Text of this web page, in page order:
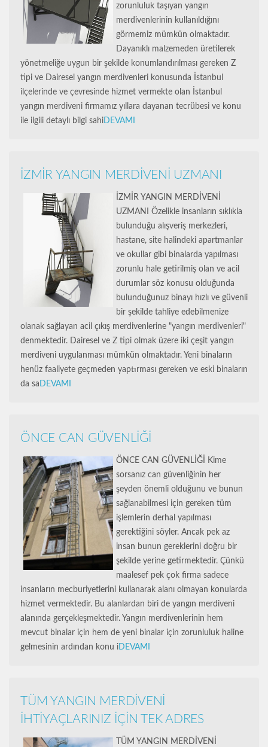
zorunluluk taşıyan yangın
merdivenlerinin kullanıldığını
görmemiz mümkün olmaktadır.
Dayanıklı malzemeden üretilerek
yönetmeliğe uygun bir şekilde konumlandırılması gereken Z
tipi ve Dairesel yangın merdivenleri konusunda İstanbul
ilçelerinde ve çevresinde hizmet vermekte olan İstanbul
yangın merdiveni firmamız yıllara dayanan tecrübesi ve konu
ile ilgili detaylı bilgi sahiDEVAMI
İZMİR YANGIN MERDİVENİ UZMANI
İZMİR YANGIN MERDİVENİ
UZMANI Özelikle insanların sıklıkla
bulunduğu alışveriş merkezleri,
hastane, site halindeki apartmanlar
ve okullar gibi binalarda yapılması
zorunlu hale getirilmiş olan ve acil
durumlar söz konusu olduğunda
bulunduğunuz binayı hızlı ve güvenli
bir şekilde tahliye edebilmenize
olanak sağlayan acil çıkış merdivenlerine "yangın merdivenleri"
denmektedir. Dairesel ve Z tipi olmak üzere iki çeşit yangın
merdiveni uygulanması mümkün olmaktadır. Yeni binaların
henüz faaliyete geçmeden yaptırması gereken ve eski binaların
da sa DEVAMI
ÖNCE CAN GÜVENLİĞİ
ÖNCE CAN GÜVENLİĞİ Kime
sorsanız can güvenliğinin her
şeyden önemli olduğunu ve bunun
sağlanabilmesi için gereken tüm
işlemlerin derhal yapılması
gerektiğini söyler. Ancak pek az
insan bunun gereklerini doğru bir
şekilde yerine getirmektedir. Çünkü
maalesef pek çok firma sadece
insanların mecburiyetlerini kullanarak alanı olmayan konularda
hizmet vermektedir. Bu alanlardan biri de yangın merdiveni
alanında gerçekleşmektedir. Yangın merdivenlerinin hem
mevcut binalar için hem de yeni binalar için zorunluluk haline
gelmesinin ardından konu iDEVAMI
TÜM YANGIN MERDİVENİ
İHTİYAÇLARINIZ İÇİN TEK ADRES
TÜM YANGIN MERDİVENİ